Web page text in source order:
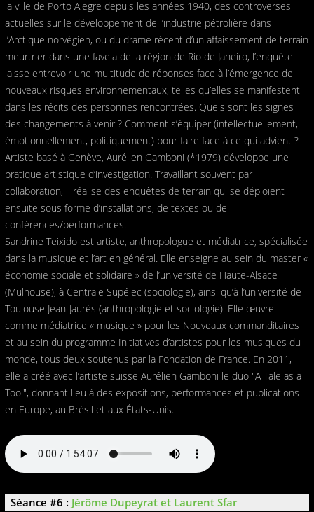
la ville de Porto Alegre depuis les années 1940, des controverses
actuelles sur le développement de l’industrie pétrolière dans
l’Arctique norvégien, ou du drame récent d’un affaissement de terrain
meurtrier dans une favela de la région de Rio de Janeiro, l’enquête
laisse entrevoir une multitude de réponses face à l’émergence de
nouveaux risques environnementaux, telles qu’elles se manifestent
dans les récits des personnes rencontrées. Quels sont les signes
des changements à venir ? Comment s’équiper (intellectuellement,
émotionnellement, politiquement) pour faire face à ce qui advient ?
Artiste basé à Genève, Aurélien Gamboni (*1979) développe une
pratique artistique d’investigation. Travaillant souvent par
collaboration, il réalise des enquêtes de terrain qui se déploient
ensuite sous forme d’installations, de textes ou de
conférences/performances.
Sandrine Teixido est artiste, anthropologue et médiatrice, spécialisée
dans la musique et l’art en général. Elle enseigne au sein du master «
économie sociale et solidaire » de l’université de Haute-Alsace
(Mulhouse), à Centrale Supélec (sociologie), ainsi qu’à l’université de
Toulouse Jean-Jaurès (anthropologie et sociologie). Elle œuvre
comme médiatrice « musique » pour les Nouveaux commanditaires
et au sein du programme Initiatives d’artistes pour les musiques du
monde, tous deux soutenus par la Fondation de France. En 2011,
elle a créé avec l’artiste suisse Aurélien Gamboni le duo "A Tale as a
Tool", donnant lieu à des expositions, performances et publications
en Europe, au Brésil et aux États-Unis.
Séance #6 : Jérôme Dupeyrat et Laurent Sfar